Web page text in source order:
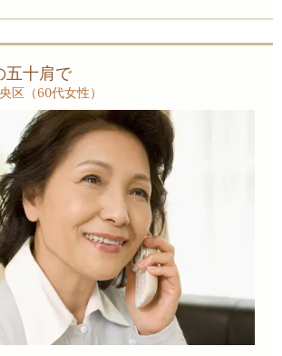
五十肩で
区（60代女性）